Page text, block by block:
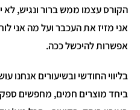
הקורס עצמו ממש ברור ונגיש, לא
אני מזיז את העכבר ועל מה אני
אפשרות להיכשל ככה.
בליווי החודשי ובשיעורים אנחנו
ביחד מוצרים חמים, מחפשים